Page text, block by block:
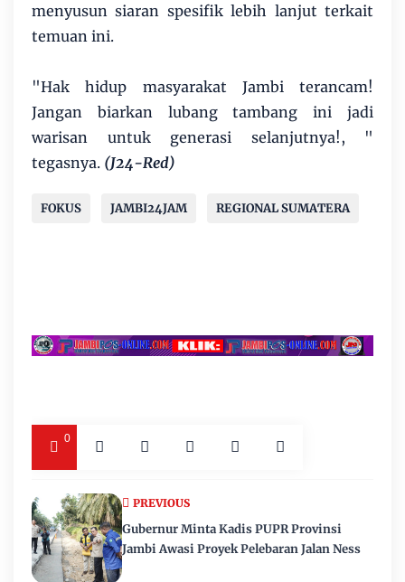
menyusun siaran spesifik lebih lanjut terkait
temuan ini.
"Hak hidup masyarakat Jambi terancam!
Jangan biarkan lubang tambang ini jadi
warisan untuk generasi selanjutnya!, "
tegasnya. (J24-Red)
FOKUS JAMBI24JAM REGIONAL SUMATERA
0
PREVIOUS
Gubernur Minta Kadis PUPR Provinsi
Jambi Awasi Proyek Pelebaran Jalan Ness